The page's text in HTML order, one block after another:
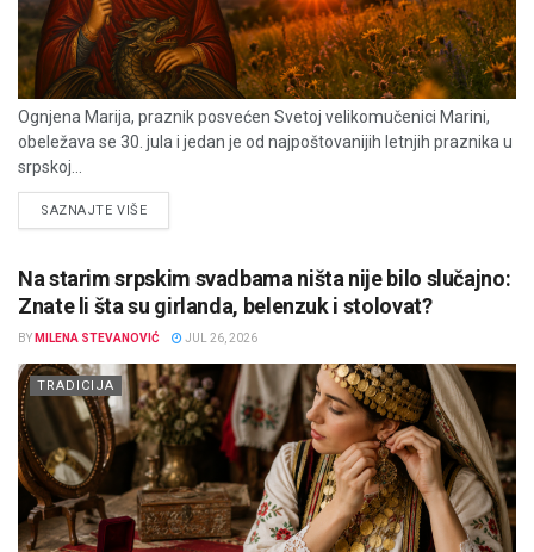
Ognjena Marija, praznik posvećen Svetoj velikomučenici Marini,
obeležava se 30. jula i jedan je od najpoštovanijih letnjih praznika u
srpskoj...
SAZNAJTE VIŠEDETAILS
Na starim srpskim svadbama ništa nije bilo slučajno:
Znate li šta su girlanda, belenzuk i stolovat?
BY MILENA STEVANOVIĆ JUL 26, 2026
TRADICIJA